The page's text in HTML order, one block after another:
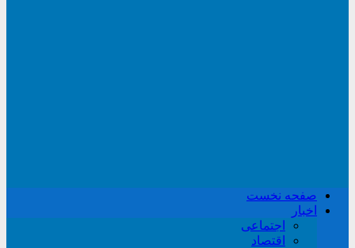
صفحه نخست
اخبار
اجتماعی
اقتصاد